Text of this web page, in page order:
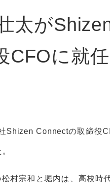
太が
に就任
Shizen Connectの取締役
村宗和と堀内は、高校時